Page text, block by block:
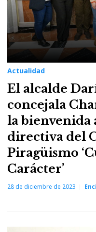
Actualidad
El alcalde
concejala
la bienvenida
directiva del
Piragüismo
Carácter’
28 de diciembre de 2023